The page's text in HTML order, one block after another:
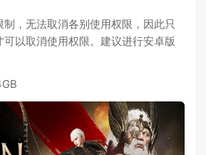
，无法取消各别使用权限，因此只
以取消使用权限。建议进行安卓版